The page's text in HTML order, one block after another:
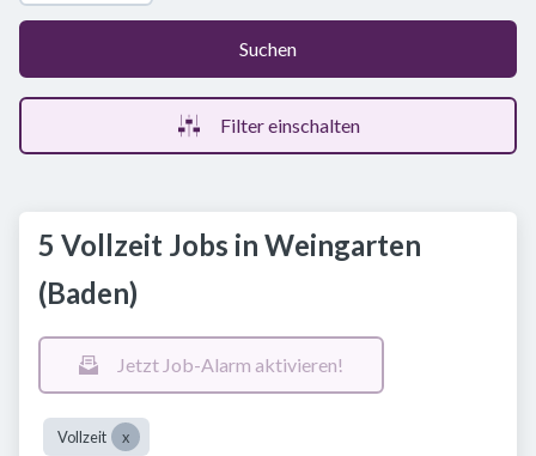
Suchen
Filter einschalten
5 Vollzeit Jobs in Weingarten
(Baden)
Jetzt Job-Alarm aktivieren!
Vollzeit